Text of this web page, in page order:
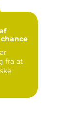
fra at